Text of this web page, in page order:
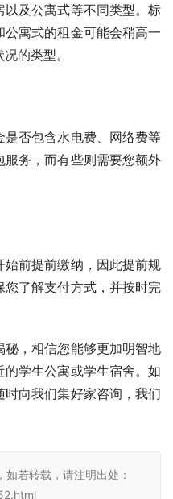
及公寓式等不同类型。标
寓式的租金可能会稍高一
的类型。
否包含水电费、网络费等
务，而有些则需要您额外
前提前缴纳，因此提前规
了解支付方式，并按时完
，相信您能够更加明智地
学生公寓或学生宿舍。如
向我们集好家咨询，我们
若转载，请注明出处：